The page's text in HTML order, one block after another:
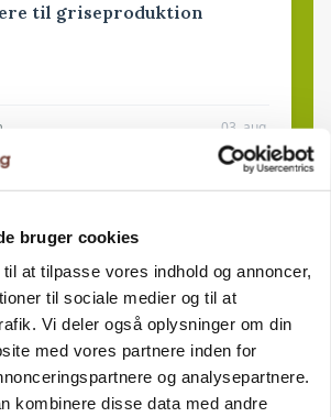
bruger cookies
at tilpasse vores indhold og annoncer,
til sociale medier og til at
Vi deler også oplysninger om din
med vores partnere inden for
og analysepartnere.
kombinere disse data med andre
til griseproduktion
03. aug.
03. aug.